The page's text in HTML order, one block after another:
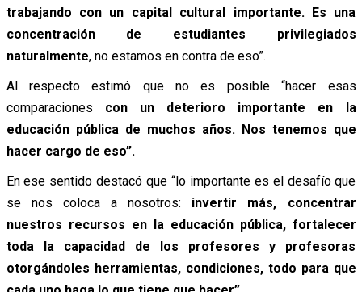
trabajando con un capital cultural importante. Es una
concentración de estudiantes privilegiados
naturalmente, no estamos en contra de eso”.
Al respecto estimó que no es posible “hacer esas
comparaciones con un deterioro importante en la
educación pública de muchos años. Nos tenemos que
hacer cargo de eso”.
En ese sentido destacó que “lo importante es el desafío que
se nos coloca a nosotros: invertir más, concentrar
nuestros recursos en la educación pública, fortalecer
toda la capacidad de los profesores y profesoras
otorgándoles herramientas, condiciones, todo para que